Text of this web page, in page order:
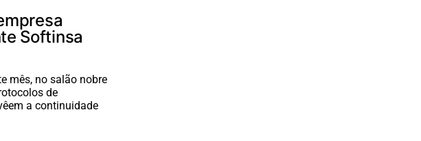
Softinsa
mês, no salão nobre
de
a continuidade